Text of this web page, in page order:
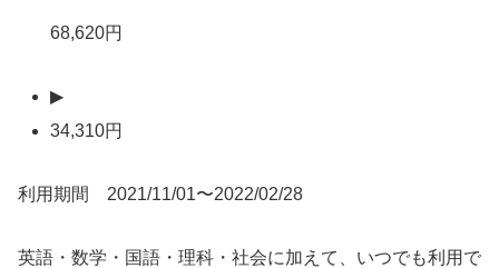
68,620円
▶
34,310円
利用期間 2021/11/01〜2022/02/28
英語・数学・国語・理科・社会に加えて、いつでも利用で